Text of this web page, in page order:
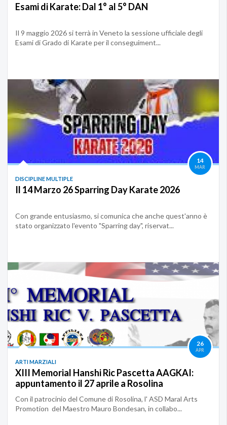
Esami di Karate: Dal 1° al 5° DAN
Il 9 maggio 2026 si terrà in Veneto la sessione ufficiale degli
Esami di Grado di Karate per il conseguiment...
14
MAR
DISCIPLINE MULTIPLE
Il 14 Marzo 26 Sparring Day Karate 2026
Con grande entusiasmo, si comunica che anche quest'anno è
stato organizzato l'evento "Sparring day", riservat...
26
APR
ARTI MARZIALI
XIII Memorial Hanshi Ric Pascetta AAGKAI:
appuntamento il 27 aprile a Rosolina
Con il patrocinio del Comune di Rosolina, l' ASD Maral Arts
Promotion del Maestro Mauro Bondesan, in collabo...